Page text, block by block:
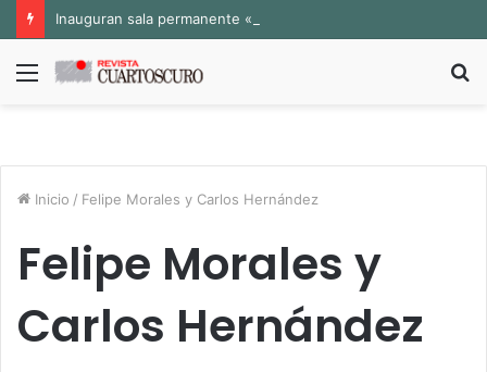
Menú
Inicio / Felipe Morales y Carlos Hernández
Felipe Morales y
Carlos Hernández